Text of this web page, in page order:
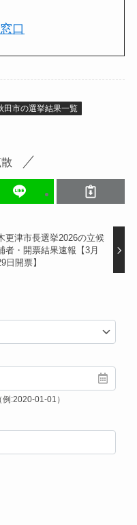
口
田市の選挙結果一覧
更津市長選挙2026の立候
者・開票結果速報【3月
日開票】
例:2020-01-01）